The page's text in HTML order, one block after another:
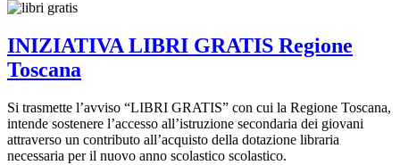
INIZIATIVA LIBRI GRATIS Regione
Toscana
Si trasmette l’avviso “LIBRI GRATIS” con cui la Regione Toscana,
intende sostenere l’accesso all’istruzione secondaria dei giovani
attraverso un contributo all’acquisto della dotazione libraria
necessaria per il nuovo anno scolastico scolastico.